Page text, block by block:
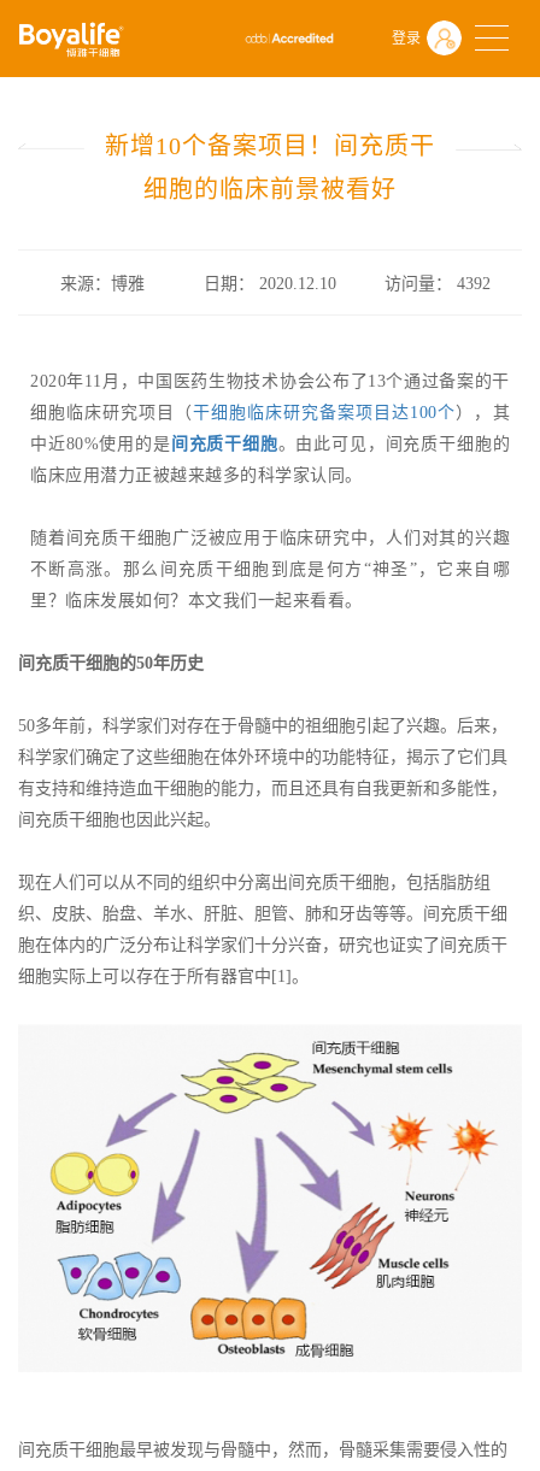
登录
首页 什么是干细胞
前沿动态
新增10个备案项目！间充质干细胞的临床前景被看好
新增10个备案项目！间充质干
细胞的临床前景被看好
来源：博雅 日期： 2020.12.10 访问量：4392
2020年11月，中国医药生物技术协会公布了13个通过备案的干
细胞临床研究项目（干细胞临床研究备案项目达100个），其
中近80%使用的是间充质干细胞。由此可见，间充质干细胞的
临床应用潜力正被越来越多的科学家认同。
随着间充质干细胞广泛被应用于临床研究中，人们对其的兴趣
不断高涨。那么间充质干细胞到底是何方“神圣”，它来自哪
里？临床发展如何？本文我们一起来看看。
间充质干细胞的50年历史
50多年前，科学家们对存在于骨髓中的祖细胞引起了兴趣。后来，
科学家们确定了这些细胞在体外环境中的功能特征，揭示了它们具
有支持和维持造血干细胞的能力，而且还具有自我更新和多能性，
间充质干细胞也因此兴起。
现在人们可以从不同的组织中分离出间充质干细胞，包括脂肪组
织、皮肤、胎盘、羊水、肝脏、胆管、肺和牙齿等等。间充质干细
胞在体内的广泛分布让科学家们十分兴奋，研究也证实了间充质干
细胞实际上可以存在于所有器官中[1]。
间充质干细胞最早被发现与骨髓中，然而，骨髓采集需要侵入性的